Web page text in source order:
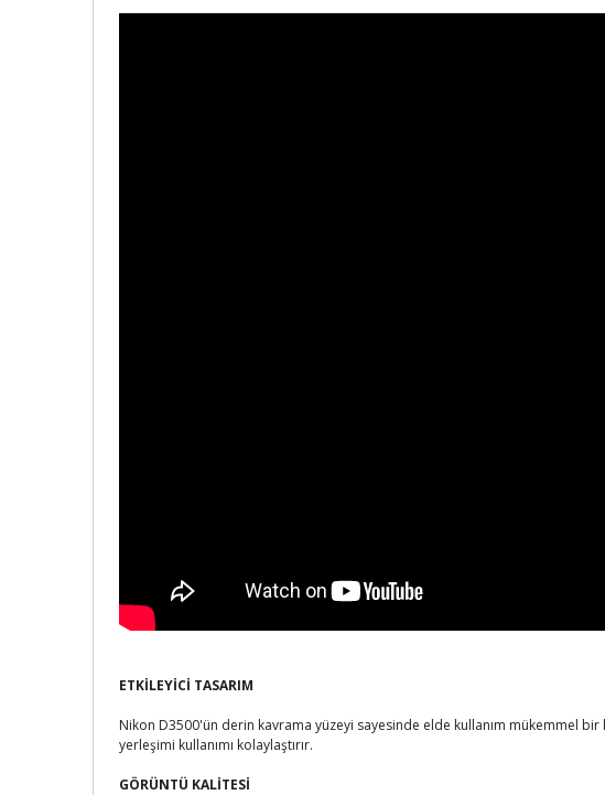
ETKİLEYİCİ TASARIM
Nikon D3500'ün derin kavrama yüzeyi sayesinde elde kullanım mükemmel
yerleşimi kullanımı kolaylaştırır.
GÖRÜNTÜ KALİTESİ